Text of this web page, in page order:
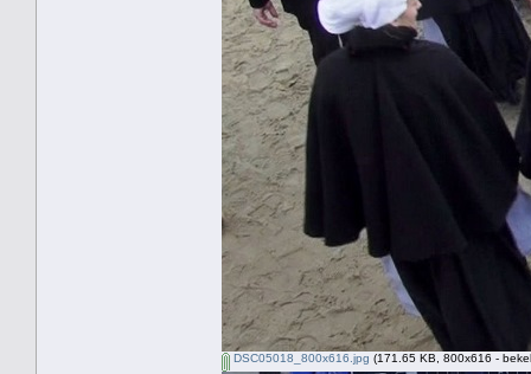
DSC05018_800x616.jpg (171.65 KB, 800x616 -